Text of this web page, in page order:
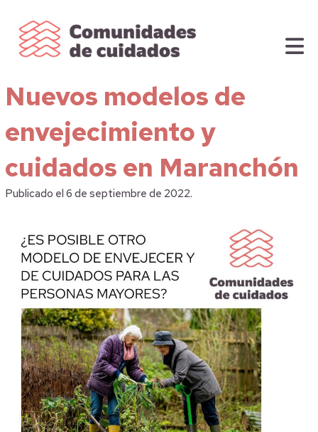
Nuevos modelos de
envejecimiento y
cuidados en Maranchón
Publicado el 6 de septiembre de 2022.